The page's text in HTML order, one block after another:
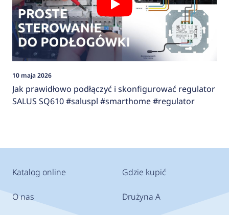
10 maja 2026
Jak prawidłowo podłączyć i skonfigurować regulator
SALUS SQ610 #saluspl #smarthome #regulator
Katalog online
O nas
Gdzie kupić
Drużyna A